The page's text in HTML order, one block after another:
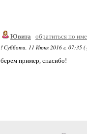
Ювита обратиться по
! Суббота, 11 Июня 2016 г. 07:35 (
берем пример, спасибо!